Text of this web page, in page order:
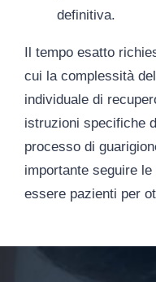
definitiva.
Il tempo esatto
cui la complessità
individuale di
istruzioni specifiche
processo di
importante seguire
essere pazienti per